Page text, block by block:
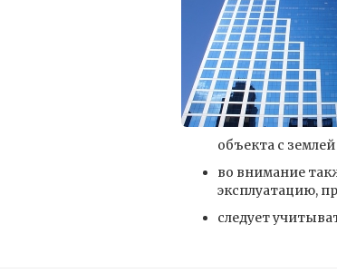
объекта с
во внимание
эксплуатацию,
следует